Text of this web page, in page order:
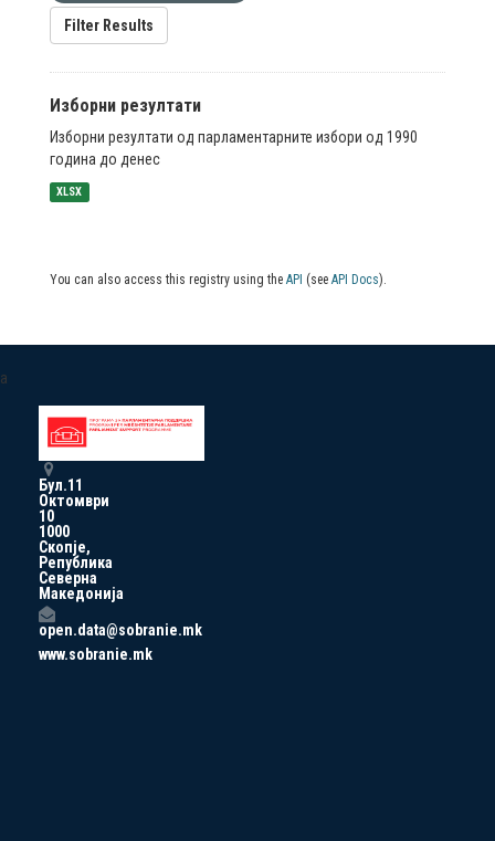
Filter Results
Изборни резултати
Изборни резултати од парламентарните избори од 1990
година до денес
XLSX
You can also access this registry using the API (see API Docs).
a
Бул.11
Октомври
10
1000
Скопје,
Република
Северна
Македонија
open.data@sobranie.mk
www.sobranie.mk